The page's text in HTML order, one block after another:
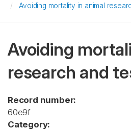
Avoiding mortality in animal
Avoiding
research and
Record number:
60e9f
Category: